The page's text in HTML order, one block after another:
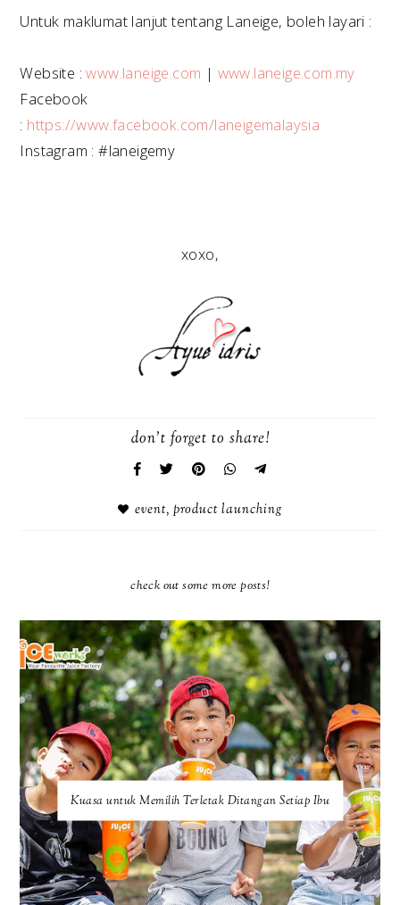
Untuk maklumat lanjut tentang Laneige, boleh layari :
Website :www.laneige.com | www.laneige.com.my
Facebook
: https://www.facebook.com/laneigemalaysia
Instagram : #laneigemy
xoxo,
don't forget to share!
event, product launching
check out some more posts!
Kuasa untuk Memilih Terletak Ditangan Setiap Ibu